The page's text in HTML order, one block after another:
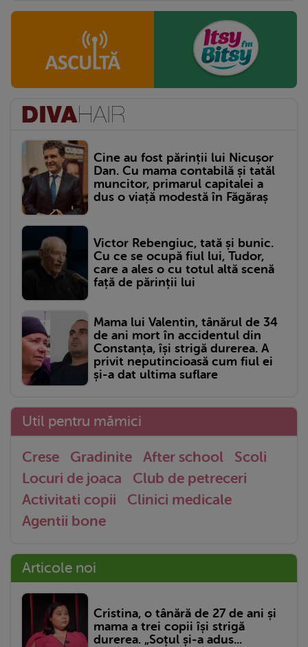
Cine au fost părinții lui Nicușor
Dan. Cu mama contabilă și tatăl
muncitor, primarul capitalei a
dus o viață modestă în Făgăraș
Victor Rebengiuc, tată și bunic.
Cu ce se ocupă fiul lui, Tudor,
care a ales o cu totul altă scenă
față de părinții lui
Mama lui Valentin, tânărul de 34
de ani mort în accidentul din
Constanța, își strigă durerea. A
privit neputincioasă cum fiul ei
și-a dat ultima suflare
Util pentru mămici
Crese Gradinite After school
Scoli
Locuri de joaca
Club de petreceri
Activitati copii
Clinici medicale
Agentii bone
Articole noi
Cristina, o tânără de 27 de ani și
mama a trei copii își strigă
durerea. „Soțul și-a adus...